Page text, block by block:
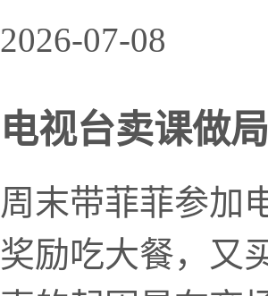
2026-07-08
电视台卖课做
周末带菲菲参加
奖励吃大餐，又